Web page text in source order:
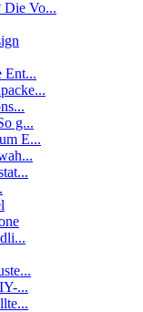
Die Vo...
Ent...
g...
E...
...